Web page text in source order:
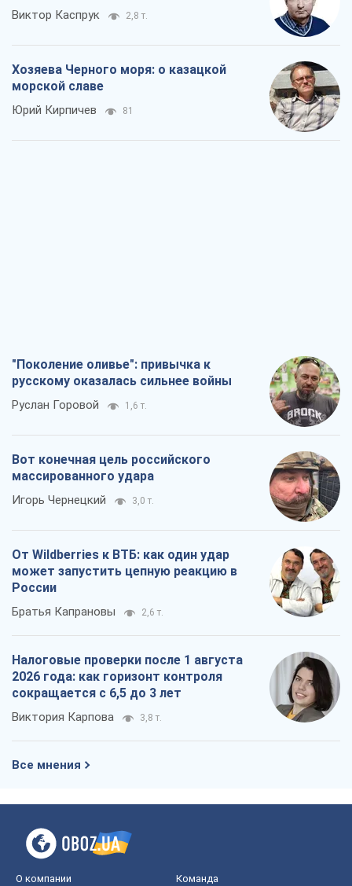
Виктор Каспрук 2,8 т.
Хозяева Черного моря: о казацкой
морской славе
Юрий Кирпичев 81
"Поколение оливье": привычка к
русскому оказалась сильнее войны
Руслан Горовой 1,6 т.
Вот конечная цель российского
массированного удара
Игорь Чернецкий 3,0 т.
От Wildberries к ВТБ: как один удар
может запустить цепную реакцию в
России
Братья Капрановы 2,6 т.
Налоговые проверки после 1 августа
2026 года: как горизонт контроля
сокращается с 6,5 до 3 лет
Виктория Карпова 3,8 т.
Все мнения
О компании Команда